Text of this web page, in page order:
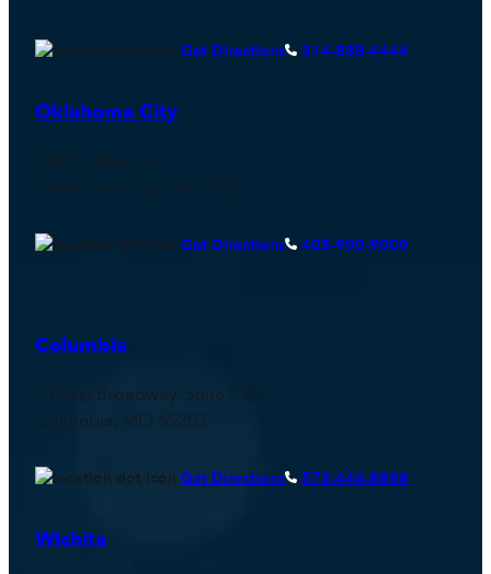
Get Directions 314-888-4444
Oklahoma City
Get Directions 405-900-9000
Columbia
33 East Broadway, Suite 290
Columbia, MO 65203
Get Directions 573-444-8888
Wichita